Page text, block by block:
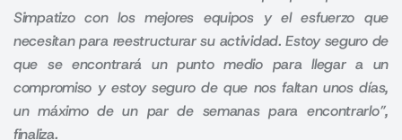
Simpatizo con los mejores equipos y el esfuerzo que
necesitan para reestructurar su actividad.Estoy seguro de
que se encontrará un punto medio para llegar a un
compromiso y estoy seguro de que nos faltan unos días,
un máximo de un par de semanas para encontrarlo”,
finaliza.